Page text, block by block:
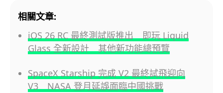
相關文章:
iOS 26 RC 最終測試版推出 即玩 Liquid
Glass 全新設計 其他新功能總預覽
SpaceX Starship 完成 V2 最終試飛迎向
V3 NASA 登月延誤面臨中國挑戰